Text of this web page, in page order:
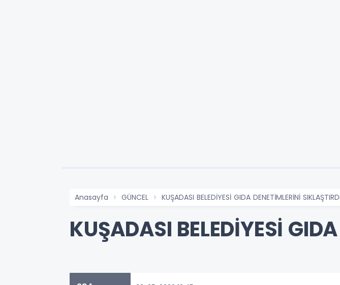
Anasayfa GÜNCEL KUŞADASI BELEDİYESİ GIDA DENETİMLERİNİ SIKLAŞTIRDI
KUŞADASI BELEDİYESİ